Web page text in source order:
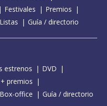
Festivales
Premios
Listas Guía / directorio
estrenos
DVD
premios
Box-office Guía / directorio